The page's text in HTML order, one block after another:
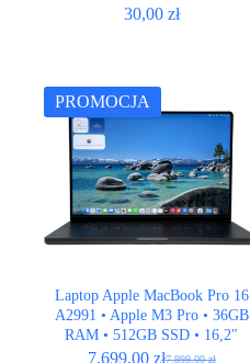
30,00 zł
PROMOCJA
Laptop Apple MacBook Pro 16
A2991 • Apple M3 Pro • 36GB
RAM • 512GB SSD • 16,2″
Retina • Space Black • ISO
7.999,00zł
7.699,00 zł